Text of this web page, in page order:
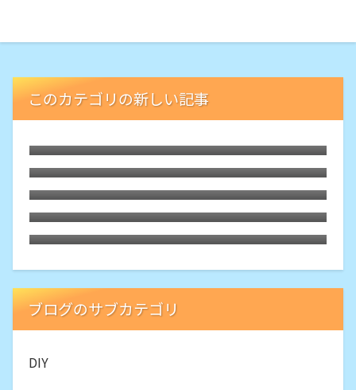
このカテゴリの新しい記事
水漬けパスタは食感良し・費用良し・手間
ゼロハリアタッシュを外注修理に出したら
甦って帰ってきた
3Dプリンタ「Ender3」を2度目のダイレク
ト化
改造した3Dプリンタを元のボーデン式に戻
す
個人的にメルカリは一旦止め、ヤフオクに
戻ることにする
ブログのサブカテゴリ
DIY